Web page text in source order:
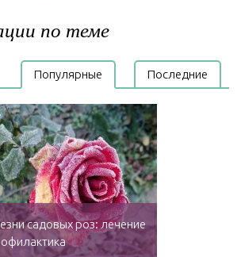
по теме
Популярные Последние
садовых роз: лечение